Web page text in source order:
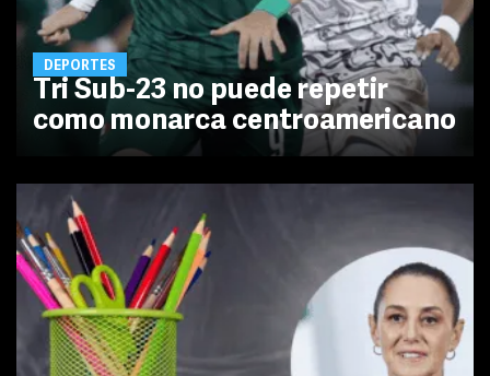
DEPORTES
Tri Sub-23 no puede repetir
como monarca centroamericano